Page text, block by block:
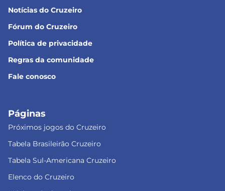
Notícias do Cruzeiro
Fórum do Cruzeiro
Política de privacidade
Regras da comunidade
Fale conosco
Páginas
Próximos jogos do Cruzeiro
Tabela Brasileirão Cruzeiro
Tabela Sul-Americana Cruzeiro
Elenco do Cruzeiro